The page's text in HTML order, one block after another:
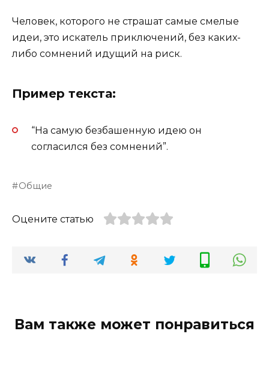
Человек, которого не страшат самые смелые
идеи, это искатель приключений, без каких-
либо сомнений идущий на риск.
Пример текста:
“На самую безбашенную идею он
согласился без сомнений”.
Общие
Оцените статью
Вам также может понравиться